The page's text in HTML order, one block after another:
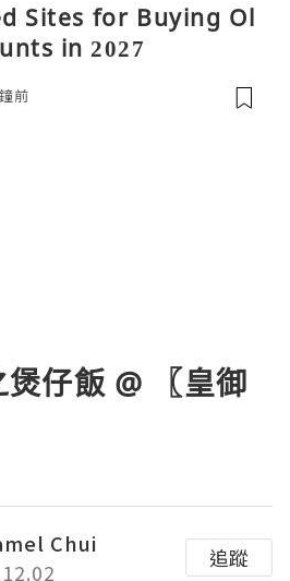
Sites for Buying Ol
in 2027
前
仔飯 @ 〖皇御
Chui
追蹤